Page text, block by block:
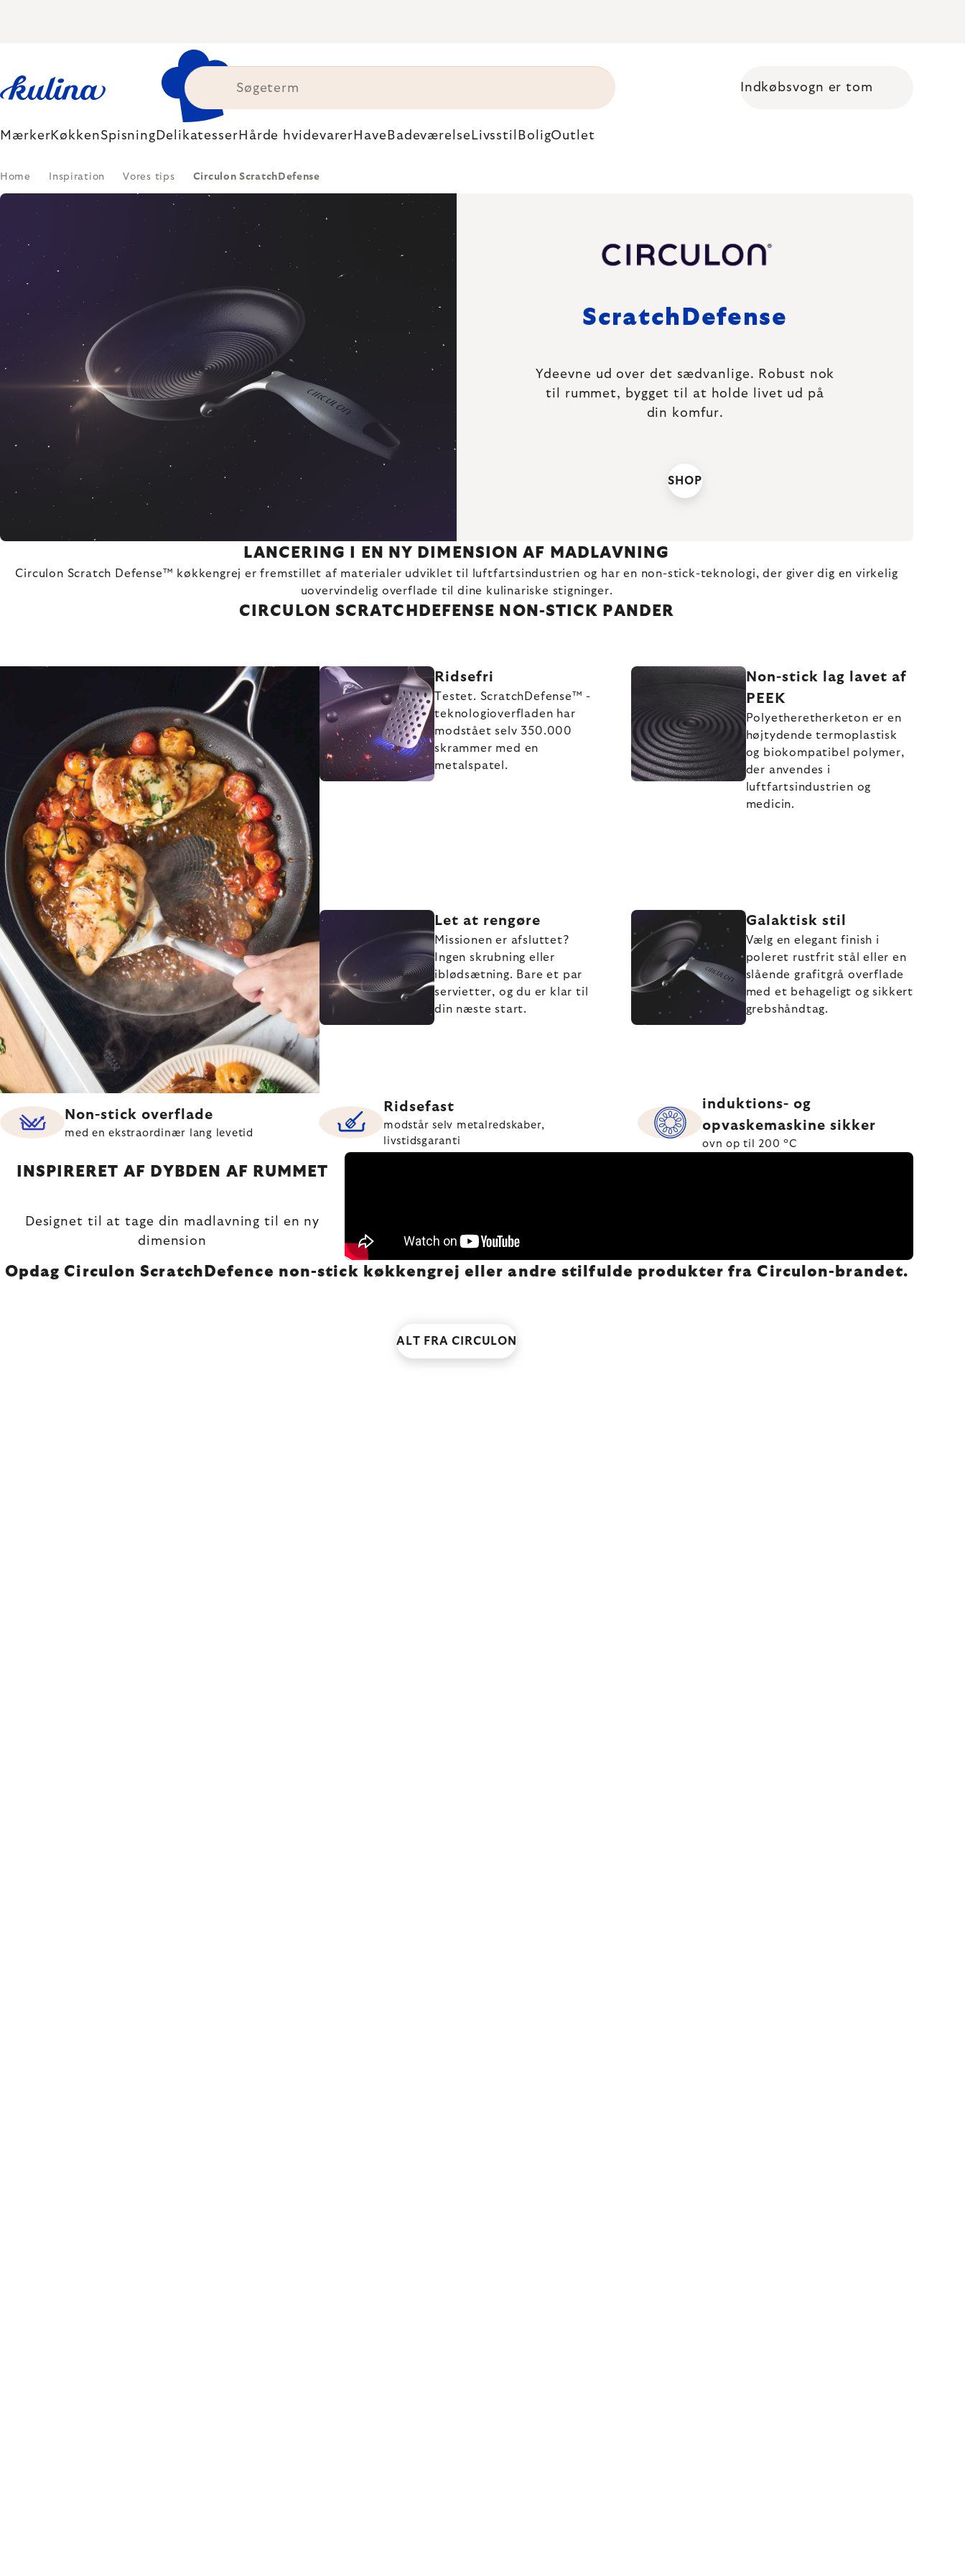
Shopping cart
Indkøbsvogn er tom
MærkerKøkkenSpisning Delikatesser Hårde hvidevarer Have Badeværelse Livsstil BoligOutlet
Home Inspiration Vores tips Circulon ScratchDefense
ScratchDefense
Ydeevne ud over det sædvanlige. Robust nok
til rummet, bygget til at holde livet ud på
din komfur.
SHOP
LANCERING I EN NY DIMENSION AF MADLAVNING
Circulon Scratch Defense™ køkkengrej er fremstillet af materialer udviklet til luftfartsindustrien og har en non-stick-teknologi, der giver dig en virkelig
uovervindelig overflade til dine kulinariske stigninger.
CIRCULON SCRATCHDEFENSE NON-STICK PANDER
Ridsefri
Testet. ScratchDefense™ -
teknologioverfladen har
modstået selv 350.000
skrammer med en
metalspatel.
Non-stick lag lavet af
PEEK
Polyetheretherketon er en
højtydende termoplastisk
og biokompatibel polymer,
der anvendes i
luftfartsindustrien og
medicin.
Let at rengøre
Missionen er afsluttet?
Ingen skrubning eller
iblødsætning. Bare et par
servietter, og du er klar til
din næste start.
Galaktisk stil
Vælg en elegant finish i
poleret rustfrit stål eller en
slående grafitgrå overflade
med et behageligt og sikkert
grebshåndtag.
Non-stick overflade
med en ekstraordinær lang levetid
Ridsefast
modstår selv metalredskaber,
livstidsgaranti
induktions- og
opvaskemaskine sikker
ovn op til 200 °C
INSPIRERET AF DYBDEN AF RUMMET
Designet til at tage din madlavning til en ny
dimension
Opdag Circulon ScratchDefence non-stick køkkengrej eller andre stilfulde produkter fra Circulon-brandet.
ALT FRA CIRCULON